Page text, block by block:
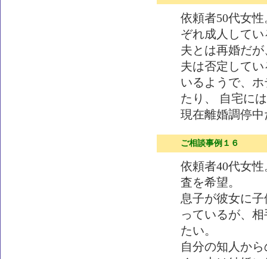
依頼者50代女
ぞれ成人してい
夫とは再婚だ
夫は否定して
いるようで、
たり、 自宅に
現在離婚調停
ご相談事例１６
依頼者40代女
査を希望。
息子が彼女に
っているが、
たい。
自分の知人か